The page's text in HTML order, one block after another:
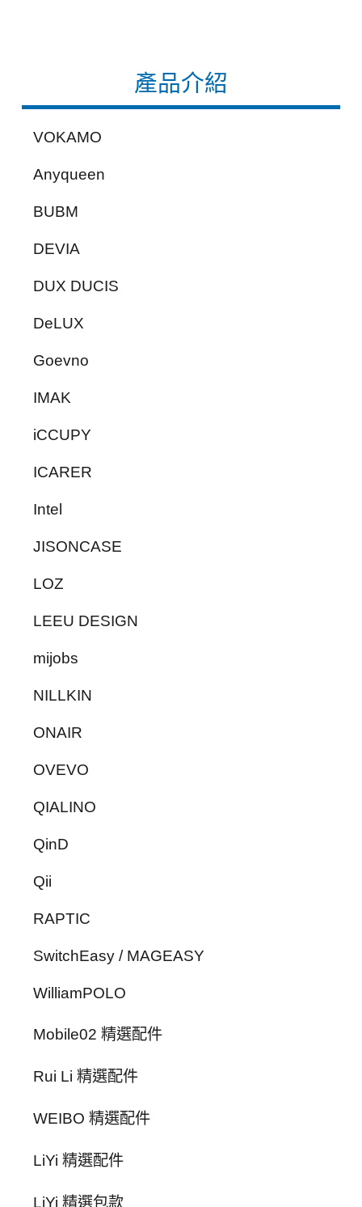
產品介紹
VOKAMO
Anyqueen
BUBM
DEVIA
DUX DUCIS
DeLUX
Goevno
IMAK
iCCUPY
ICARER
Intel
JISONCASE
LOZ
LEEU DESIGN
mijobs
NILLKIN
ONAIR
OVEVO
QIALINO
QinD
Qii
RAPTIC
SwitchEasy / MAGEASY
WilliamPOLO
Mobile02 精選配件
Rui Li 精選配件
WEIBO 精選配件
LiYi 精選配件
LiYi 精選包款